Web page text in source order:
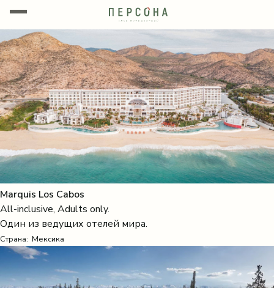
Marquis Los Cabos
All-inclusive, Adults only.
Один из ведущих отелей мира.
Страна: Мексика